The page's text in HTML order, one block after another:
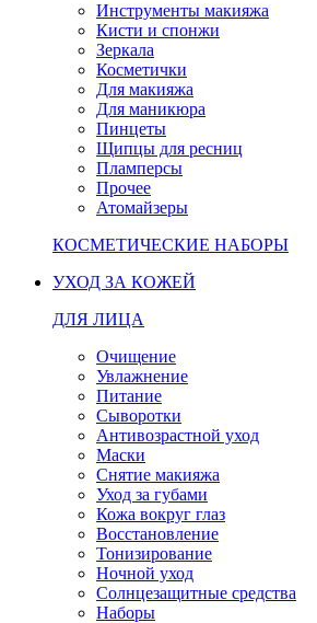
Инструменты макияжа
Кисти и спонжи
Зеркала
Косметички
Для макияжа
Для маникюра
Пинцеты
Щипцы для ресниц
Пламперсы
Прочее
Атомайзеры
КОСМЕТИЧЕСКИЕ НАБОРЫ
УХОД ЗА КОЖЕЙ
ДЛЯ ЛИЦА
Очищение
Увлажнение
Питание
Сыворотки
Антивозрастной уход
Маски
Снятие макияжа
Уход за губами
Кожа вокруг глаз
Восстановление
Тонизирование
Ночной уход
Солнцезащитные средства
Наборы